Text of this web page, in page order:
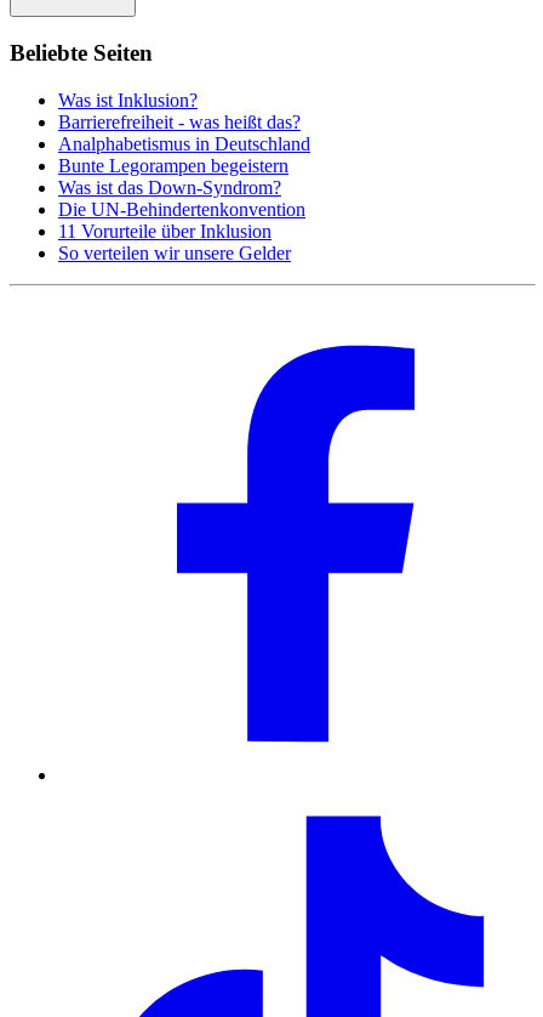
Beliebte Seiten
Was ist Inklusion?
Barrierefreiheit - was heißt das?
Analphabetismus in Deutschland
Bunte Legorampen begeistern
Was ist das Down-Syndrom?
Die UN-Behindertenkonvention
11 Vorurteile über Inklusion
So verteilen wir unsere Gelder